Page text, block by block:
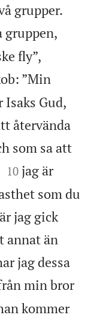
grupper.
gruppen,
fly”,
”Min
Gud,
återvända
som sa att


10 jag är
som du
jag gick
annat än
jag dessa
min bror
kommer